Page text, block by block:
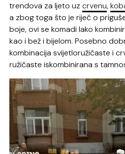
trendova za ljeto uzcrvenu,
a zbog toga što je riječ o
boje, ovi se komadi lako
kao i bež i bijelom. Posebno
kombinacija svijetloružičaste i
ružičaste iskombinirana s